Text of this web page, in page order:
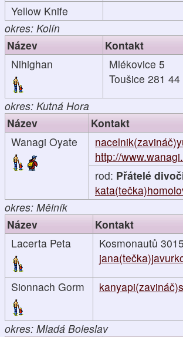
Yellow Knife
okres: Kolín
Název
Kontakt
Nihighan
Mlékovice 5
Toušice 281 44
okres: Kutná Hora
Název
Kontakt
Wanagi Oyate
http://
rod: Přátelé
okres: Mělník
Název
Kontakt
Lacerta Peta
Kosmonautů
Sionnach Gorm
okres: Mladá Boleslav